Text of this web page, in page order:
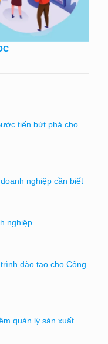
tiến bứt phá cho
nghiệp cần biết
nghiệp
đào tạo cho Công
quản lý sản xuất